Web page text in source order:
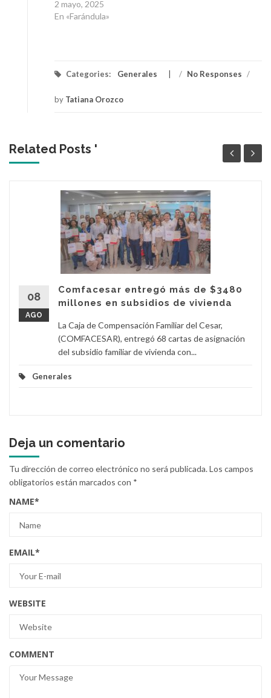
2 mayo, 2025
En «Farándula»
Categories: Generales / No Responses /
by Tatiana Orozco
Related Posts '
08
AGO
Comfacesar entregó más de $3480
millones en subsidios de vivienda
La Caja de Compensación Familiar del Cesar,
(COMFACESAR), entregó 68 cartas de asignación
del subsidio familiar de vivienda con...
Generales
Deja un comentario
Tu dirección de correo electrónico no será publicada.Los campos
obligatorios están marcados con *
NAME*
EMAIL*
WEBSITE
COMMENT